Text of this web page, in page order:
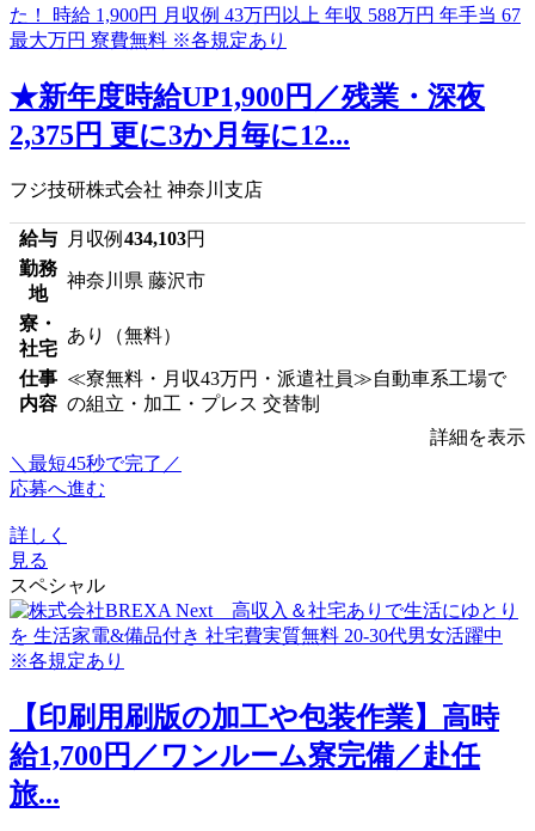
★新年度時給UP1,900円／残業・深夜
2,375円 更に3か月毎に12...
フジ技研株式会社 神奈川支店
給与 月収例 434,103円
勤務
地
神奈川県 藤沢市
寮・
社宅
あり（無料）
仕事
内容
≪寮無料・月収43万円・派遣社員≫自動車系工場で
の組立・加工・プレス 交替制
詳細を表示
＼最短45秒で完了／
応募へ進む
詳しく
見る
スペシャル
【印刷用刷版の加工や包装作業】高時
給1,700円／ワンルーム寮完備／赴任
旅...